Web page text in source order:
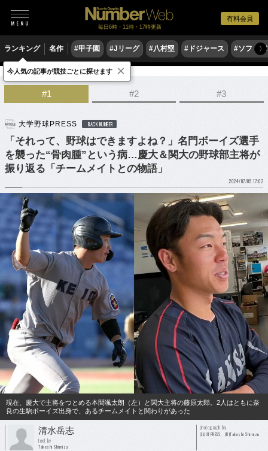
有料会員
毎日6時・11時・17時更新
ランキング 名作 #甲子園 #Jリーグ #八村塁 #ドジャース #ソフト〉
野球 大学野球
#1 #2 #3
大学野球PRESS BACK NUMBER
「それって、野球はできますよね？」名門ボーイズ選手
を襲った“骨肉腫”という病…慶大＆関大の野球部主将が
振り返る「チームメイトとの物語」
2024/07/05 17:02
現在、慶大で主将をつとめる本間颯太朗（左）と関大主将の藤原太郎。2人はともに奈
良の生駒ボーイズ出身で、あるチームメイトと関わりがあった
清水岳志
text by
Takeshi Shimizu
photograph by
(L)JIJI PRESS、(R)Takeshi Shimizu
今人気の記事が競技ごとに探せます ×